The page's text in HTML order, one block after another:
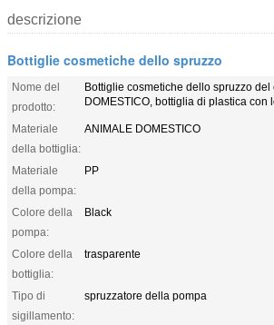
descrizione
Bottiglie cosmetiche dello spruzzo
Nome del
prodotto:
Bottiglie cosmetiche dello spruzzo del
DOMESTICO, bottiglia di plastica con
Materiale
della bottiglia:
ANIMALE DOMESTICO
Materiale
della pompa:
PP
Colore della
pompa:
Black
Colore della
bottiglia:
trasparente
Tipo di
sigillamento:
spruzzatore della pompa